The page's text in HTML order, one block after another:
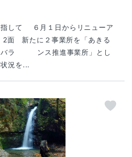
指して ６月１日からリニューア
新たに２事業所を「あきる
バラ ンス推進事業所」とし
況を...